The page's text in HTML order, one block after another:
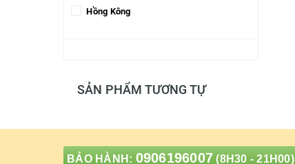
Hồng Kông
SẢN PHẨM TƯƠNG TỰ
BẢO HÀNH: 0906196007 (8H30 - 21H00)